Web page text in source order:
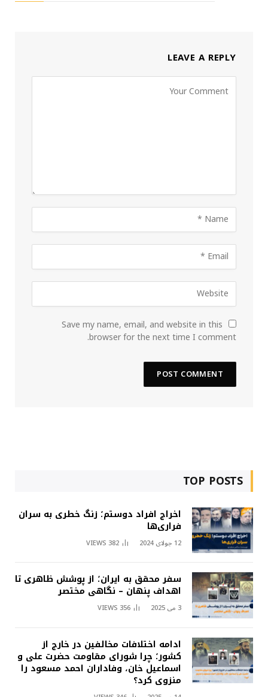
LEAVE A REPLY
Save my name, email, and website in this
browser for the next time I comment.
TOP POSTS
اخراج افراد دوستم؛ زنگ خطری به سران
فراری‌ها
12 جولای 2024 382
VIEWS
سفر محقق به ایران؛ از پوشش ظاهری تا
اهداف پنهان – نگاهی مختصر
3 می 2025 356
VIEWS
ادامه اختلافات مخالفین در خارج از
کشور؛ چرا شورای مقاومت حضرت علی و
اسماعیل خان، وفاداران احمد مسعود را
منزوی کرد؟